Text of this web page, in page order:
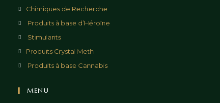
Chimiques de Recherche
Produits à base d’Héroïne
Stimulants
Produits Crystal Meth
Produits à base Cannabis
MENU